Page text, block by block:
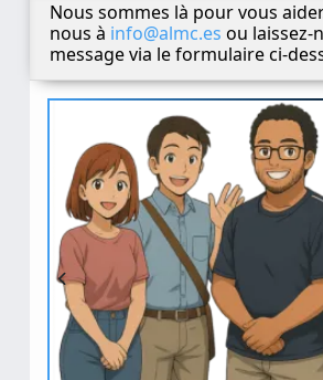
Nous sommes là pour vous
nous à info@almc.es ou laissez-
message via le formulaire ci-